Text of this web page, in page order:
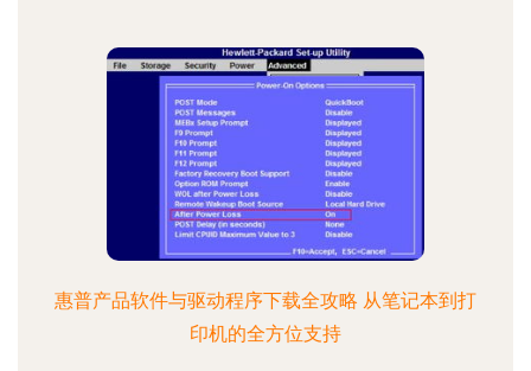
惠普产品软件与驱动程序下载全攻略 从笔记本到打
印机的全方位支持